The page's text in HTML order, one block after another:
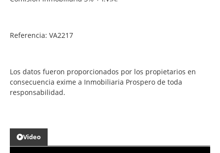
Referencia: VA2217
Los datos fueron proporcionados por los propietarios en
consecuencia exime a Inmobiliaria Prospero de toda
responsabilidad.
Video